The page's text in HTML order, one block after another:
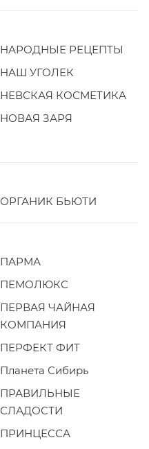
НАРОДНЫЕ РЕЦЕПТЫ
НАШ УГОЛЕК
НЕВСКАЯ КОСМЕТИКА
НОВАЯ ЗАРЯ
ОРГАНИК БЬЮТИ
ПАРМА
ПЕМОЛЮКС
ПЕРВАЯ ЧАЙНАЯ
КОМПАНИЯ
ПЕРФЕКТ ФИТ
Планета Сибирь
ПРАВИЛЬНЫЕ
СЛАДОСТИ
ПРИНЦЕССА